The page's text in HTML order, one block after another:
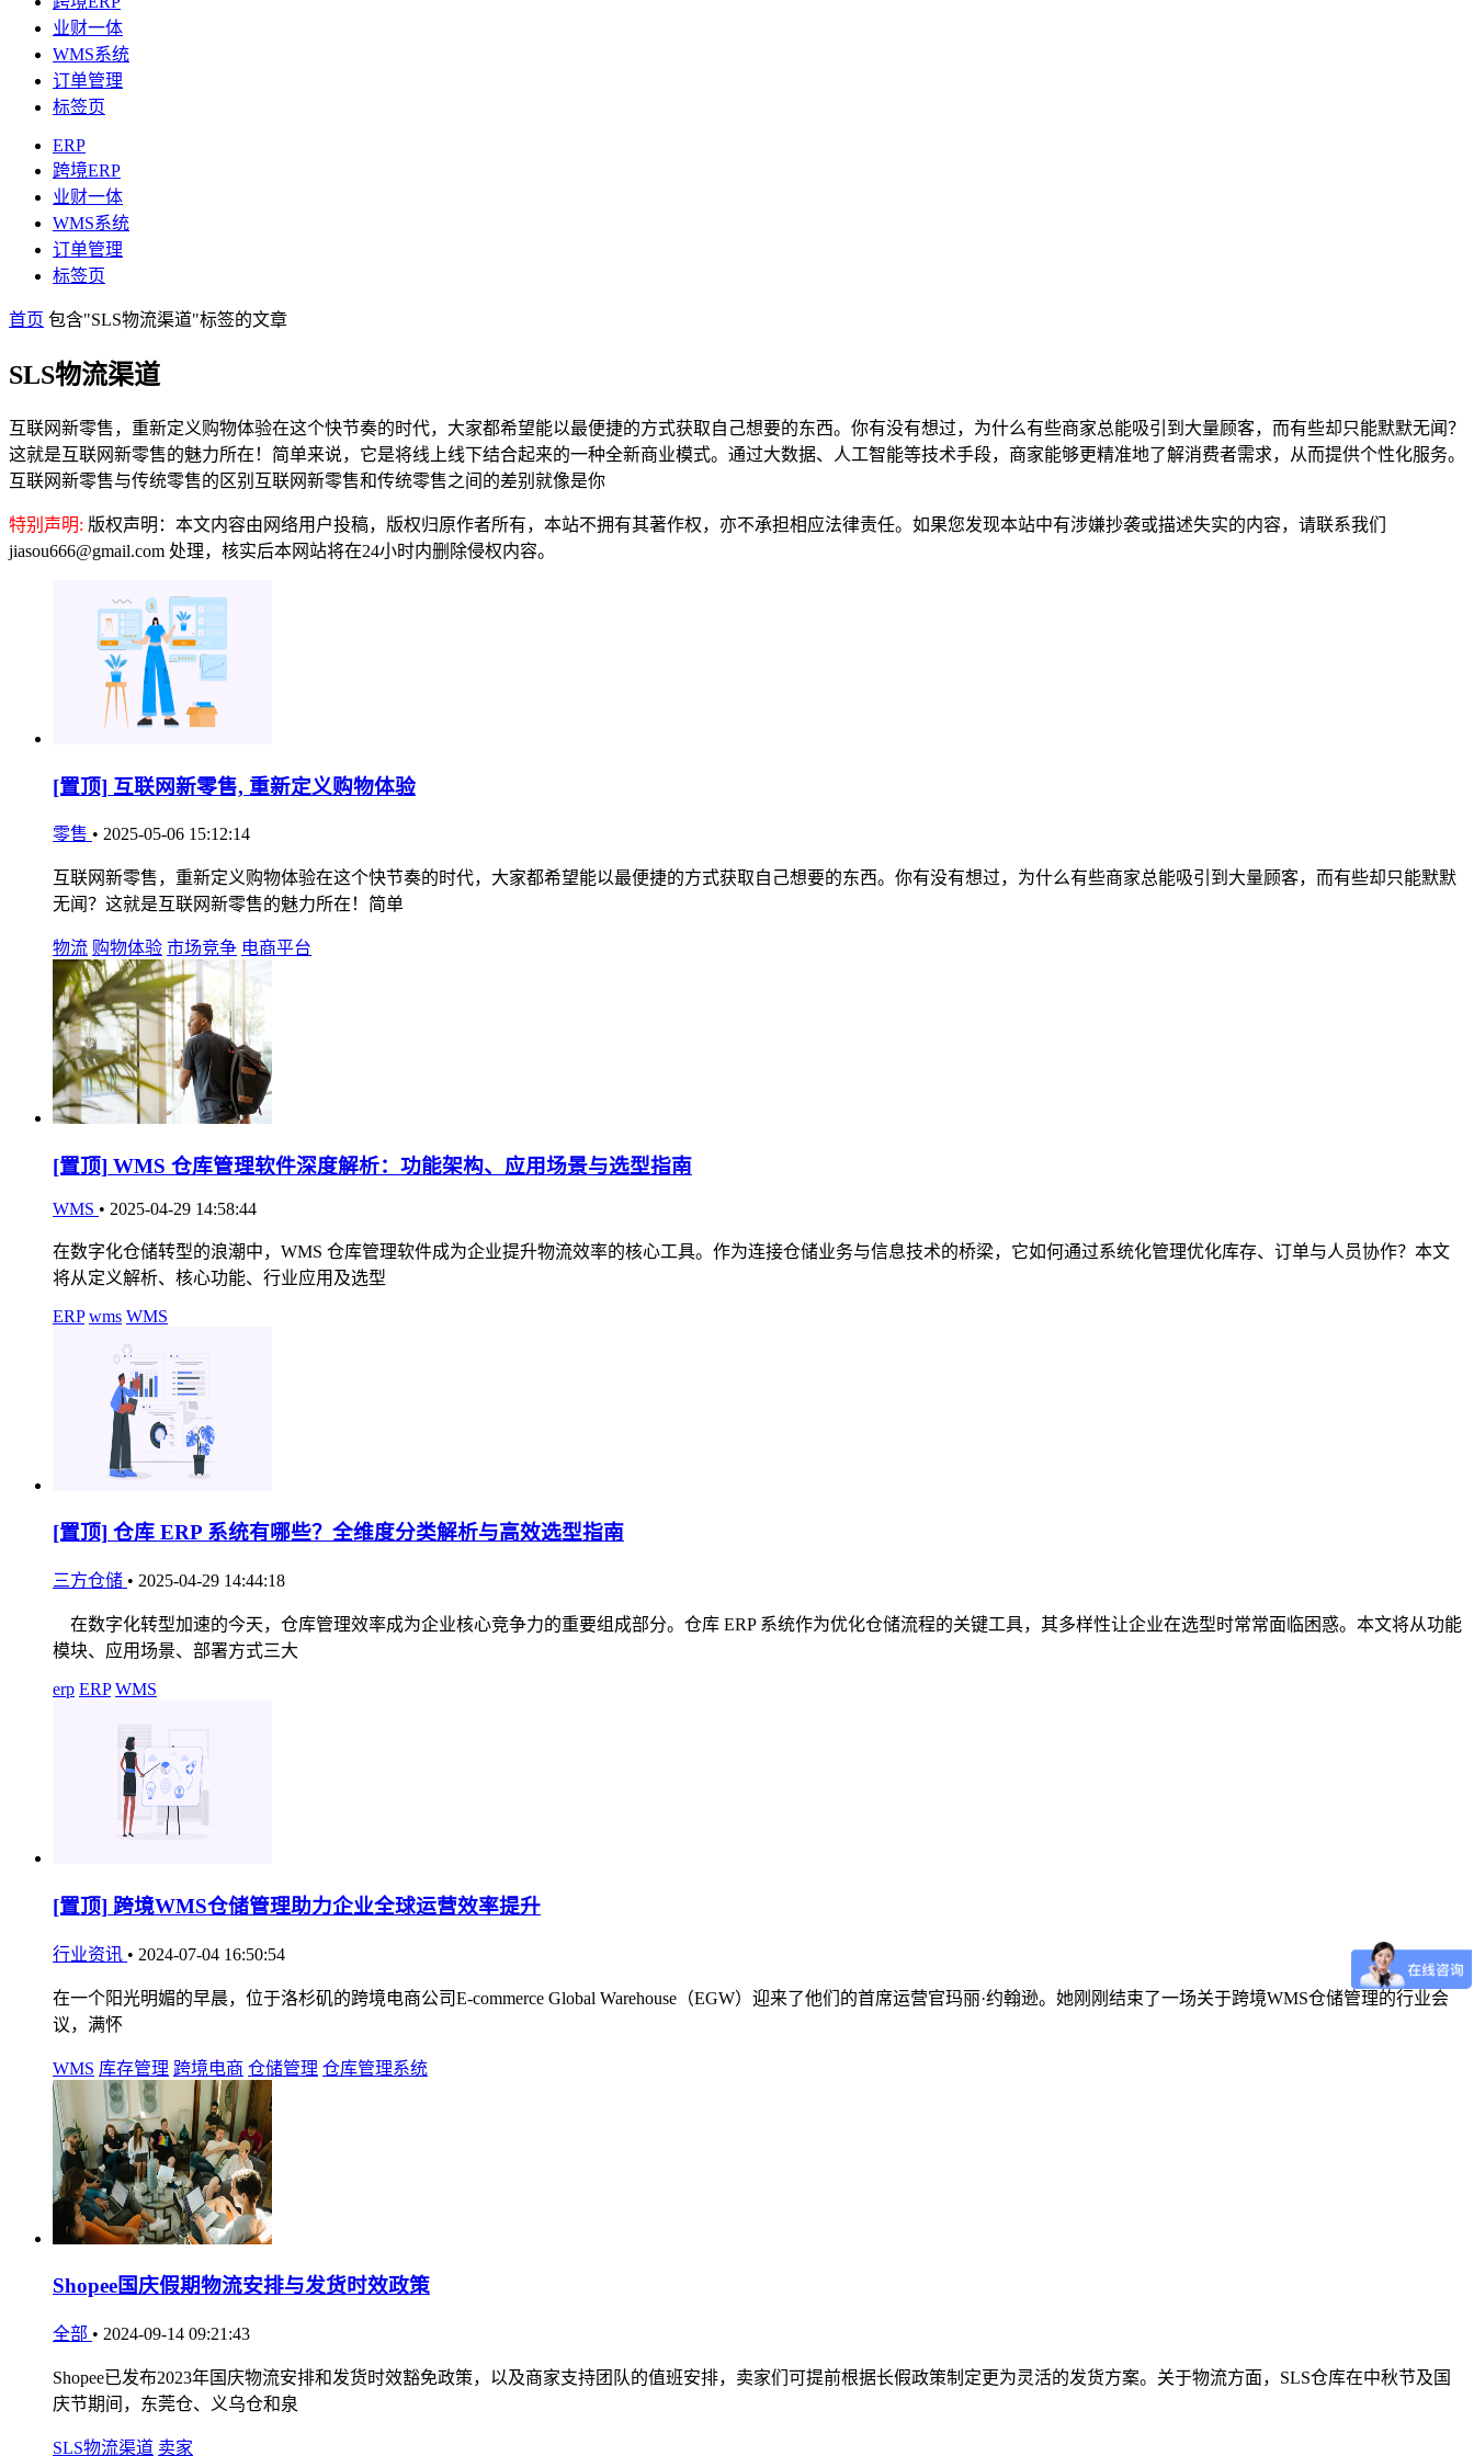
业财一体
WMS系统
订单管理
标签页
ERP
跨境ERP
业财一体
WMS系统
订单管理
标签页
首页 包含"SLS物流渠道"标签的文章
SLS物流渠道
互联网新零售，重新定义购物体验在这个快节奏的时代，大家都希望能以最便捷的方式获取自己想要的东西。你有没有想过，为什么有些商家总能吸引到大量顾客，而有些却只能默默无闻？
这就是互联网新零售的魅力所在！简单来说，它是将线上线下结合起来的一种全新商业模式。通过大数据、人工智能等技术手段，商家能够更精准地了解消费者需求，从而提供个性化服务。
互联网新零售与传统零售的区别互联网新零售和传统零售之间的差别就像是你
特别声明: 版权声明：本文内容由网络用户投稿，版权归原作者所有，本站不拥有其著作权，亦不承担相应法律责任。如果您发现本站中有涉嫌抄袭或描述失实的内容，请联系我们
jiasou666@gmail.com 处理，核实后本网站将在24小时内删除侵权内容。
[置顶] 互联网新零售, 重新定义购物体验
零售 • 2025-05-06 15:12:14
互联网新零售，重新定义购物体验在这个快节奏的时代，大家都希望能以最便捷的方式获取自己想要的东西。你有没有想过，为什么有些商家总能吸引到大量顾客，而有些却只能默默
无闻？这就是互联网新零售的魅力所在！简单
物流 购物体验 市场竞争 电商平台
[置顶] WMS 仓库管理软件深度解析：功能架构、应用场景与选型指南
WMS • 2025-04-29 14:58:44
在数字化仓储转型的浪潮中，WMS 仓库管理软件成为企业提升物流效率的核心工具。作为连接仓储业务与信息技术的桥梁，它如何通过系统化管理优化库存、订单与人员协作？本文
将从定义解析、核心功能、行业应用及选型
ERP wms WMS
[置顶] 仓库 ERP 系统有哪些？全维度分类解析与高效选型指南
三方仓储 • 2025-04-29 14:44:18
在数字化转型加速的今天，仓库管理效率成为企业核心竞争力的重要组成部分。仓库 ERP 系统作为优化仓储流程的关键工具，其多样性让企业在选型时常常面临困惑。本文将从功能
模块、应用场景、部署方式三大
erp ERP WMS
[置顶] 跨境WMS仓储管理助力企业全球运营效率提升
行业资讯 • 2024-07-04 16:50:54
在一个阳光明媚的早晨，位于洛杉矶的跨境电商公司E-commerce Global Warehouse（EGW）迎来了他们的首席运营官玛丽·约翰逊。她刚刚结束了一场关于跨境WMS仓储管理的行业会
议，满怀
WMS 库存管理 跨境电商 仓储管理 仓库管理系统
Shopee国庆假期物流安排与发货时效政策
全部 • 2024-09-14 09:21:43
Shopee已发布2023年国庆物流安排和发货时效豁免政策，以及商家支持团队的值班安排，卖家们可提前根据长假政策制定更为灵活的发货方案。关于物流方面，SLS仓库在中秋节及国
庆节期间，东莞仓、义乌仓和泉
SLS物流渠道 卖家